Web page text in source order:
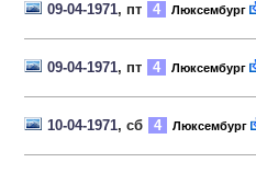
09-04-1971, пт 4 Люксембург
09-04-1971, пт 4 Люксембург
10-04-1971, сб 4 Люксембург